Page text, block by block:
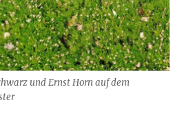
und Ernst Horn auf dem